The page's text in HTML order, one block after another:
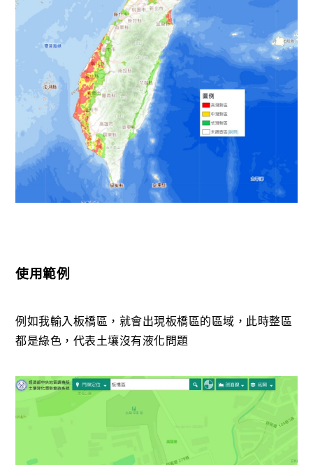
使用範例
例如我輸入板橋區，就會出現板橋區的區域，此時整區
都是綠色，代表土壤沒有液化問題